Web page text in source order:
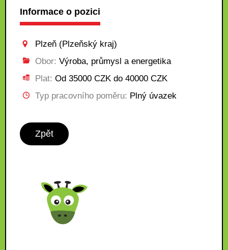
Informace o pozici
Plzeň (Plzeňský kraj)
Obor: Výroba, průmysl a energetika
Plat: Od 35000 CZK do 40000 CZK
Typ pracovního poměru: Plný úvazek
Zpět